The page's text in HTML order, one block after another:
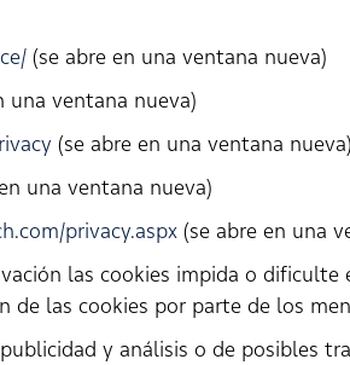
(se abre en una ventana nueva)
una ventana nueva)
(se abre en una ventana nueva)
una ventana nueva)
privacy.aspx (se abre en una
las cookies impida o
las cookies por parte de los
y análisis o de posibles